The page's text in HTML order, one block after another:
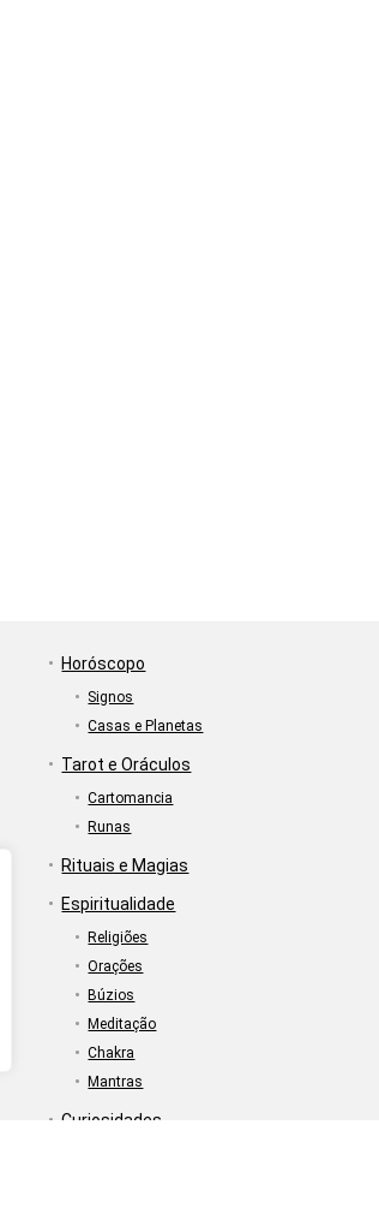
Horóscopo
Signos
Casas e Planetas
Tarot e Oráculos
Cartomancia
Runas
Rituais e Magias
Espiritualidade
Religiões
Orações
Búzios
Meditação
Chakra
Mantras
Curiosidades